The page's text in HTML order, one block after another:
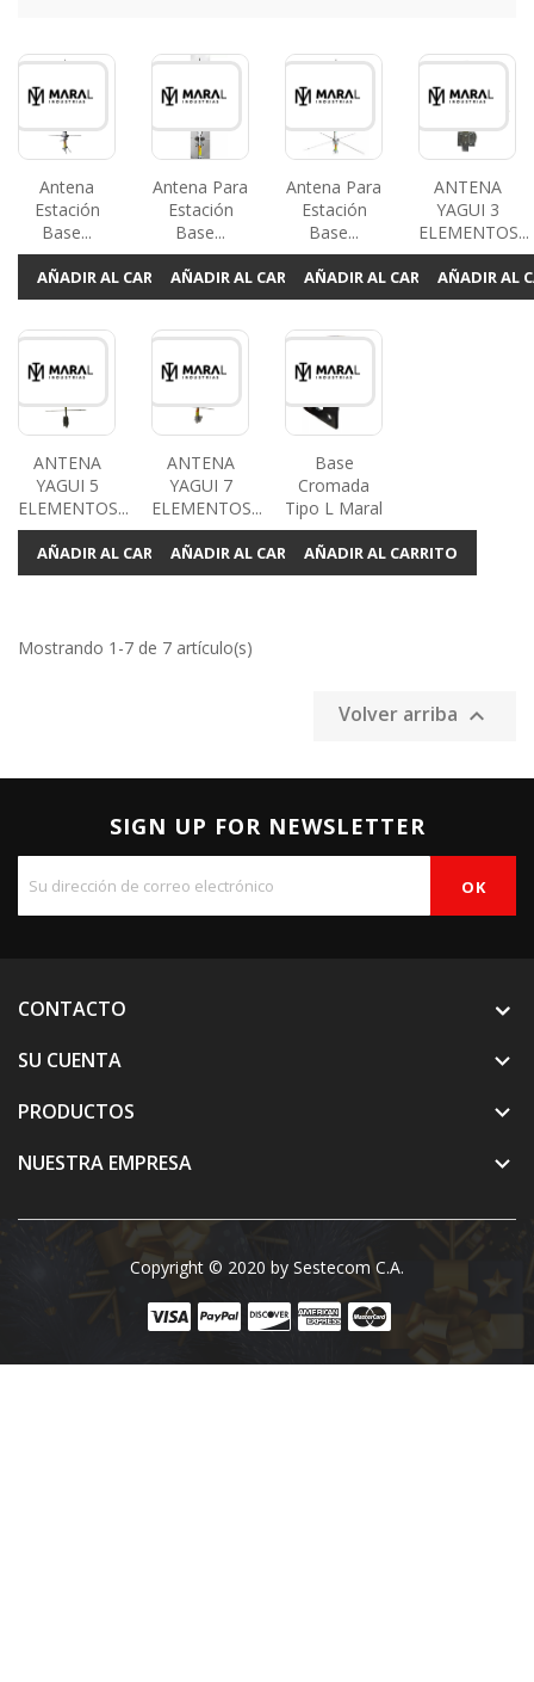
Antena
Estación
Base...
AÑADIR AL CARRITO
Antena Para
Estación
Base...
AÑADIR AL CARRITO
Antena Para
Estación
Base...
AÑADIR AL CARRITO
ANTENA
YAGUI 3
ELEMENTOS...
AÑADIR AL
ANTENA
YAGUI 5
ELEMENTOS...
AÑADIR AL CARRITO
ANTENA
YAGUI 7
ELEMENTOS...
AÑADIR AL CARRITO
Base
Cromada
Tipo L Maral
AÑADIR AL CARRITO
Mostrando 1-7 de 7 artículo(s)
Volver arriba 
SIGN UP FOR NEWSLETTER
CONTACTO
SU CUENTA

PRODUCTOS 
NUESTRA EMPRESA 
Copyright © 2020 by Sestecom C.A.